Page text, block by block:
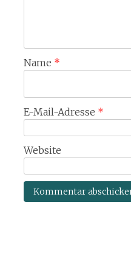
Name *
E-Mail-Adresse *
Website